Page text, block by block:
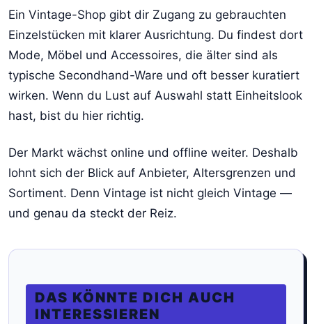
Ein Vintage-Shop gibt dir Zugang zu gebrauchten
Einzelstücken mit klarer Ausrichtung. Du findest dort
Mode, Möbel und Accessoires, die älter sind als
typische Secondhand-Ware und oft besser kuratiert
wirken. Wenn du Lust auf Auswahl statt Einheitslook
hast, bist du hier richtig.
Der Markt wächst online und offline weiter. Deshalb
lohnt sich der Blick auf Anbieter, Altersgrenzen und
Sortiment. Denn Vintage ist nicht gleich Vintage —
und genau da steckt der Reiz.
DAS KÖNNTE DICH AUCH
INTERESSIEREN